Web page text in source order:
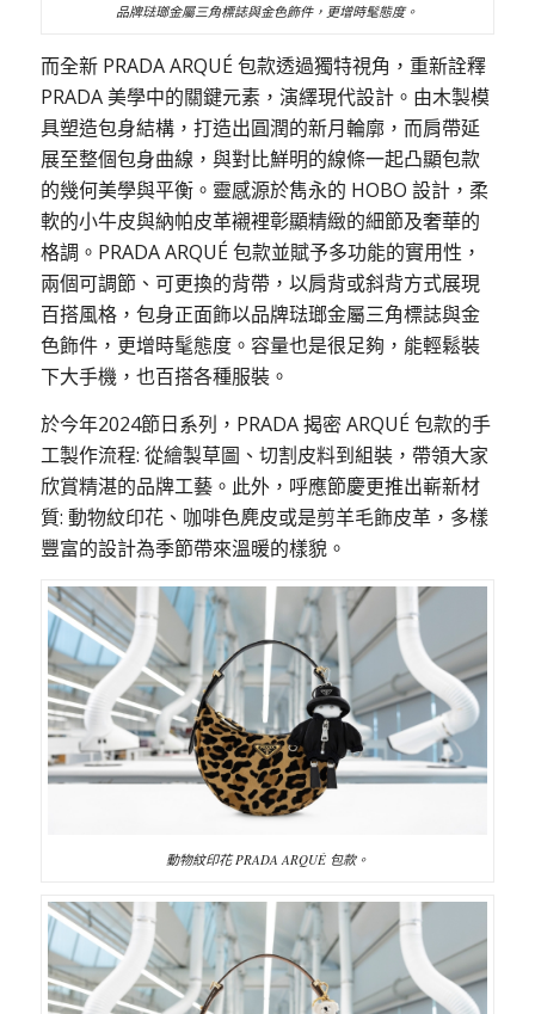
品牌琺瑯金屬三角標誌與金色飾件，更增時髦態度。
而全新 PRADA ARQUÉ 包款透過獨特視角，重新詮釋
PRADA 美學中的關鍵元素，演繹現代設計。由木製模
具塑造包身結構，打造出圓潤的新月輪廓，而肩帶延
展至整個包身曲線，與對比鮮明的線條一起凸顯包款
的幾何美學與平衡。靈感源於雋永的 HOBO 設計，柔
軟的小牛皮與納帕皮革襯裡彰顯精緻的細節及奢華的
格調。PRADA ARQUÉ 包款並賦予多功能的實用性，
兩個可調節、可更換的背帶，以肩背或斜背方式展現
百搭風格，包身正面飾以品牌琺瑯金屬三角標誌與金
色飾件，更增時髦態度。容量也是很足夠，能輕鬆裝
下大手機，也百搭各種服裝。
於今年2024節日系列，PRADA 揭密 ARQUÉ 包款的手
工製作流程: 從繪製草圖、切割皮料到組裝，帶領大家
欣賞精湛的品牌工藝。此外，呼應節慶更推出嶄新材
質: 動物紋印花、咖啡色麂皮或是剪羊毛飾皮革，多樣
豐富的設計為季節帶來溫暖的樣貌。
動物紋印花 PRADA ARQUÉ 包款。